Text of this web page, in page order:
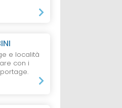
e località
con i